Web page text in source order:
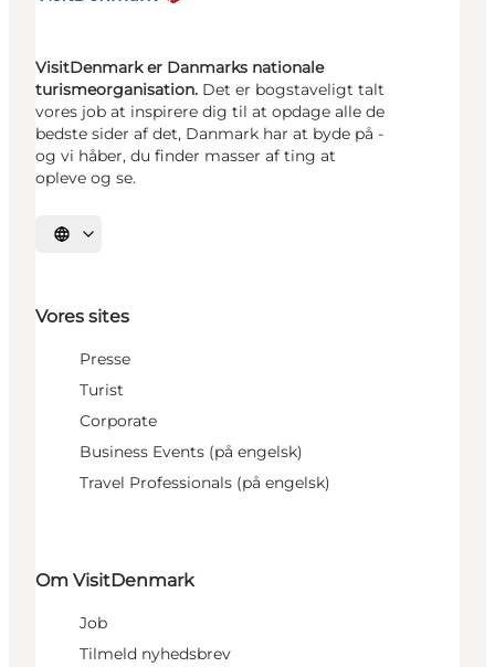
VisitDenmark er Danmarks nationale
turismeorganisation. Det er bogstaveligt talt
vores job at inspirere dig til at opdage alle de
bedste sider af det, Danmark har at byde på -
og vi håber, du finder masser af ting at
opleve og se.
Vælg sprog
Vores sites
Presse
Turist
Corporate
Business Events (på engelsk)
Travel Professionals (på engelsk)
Om VisitDenmark
Job
Tilmeld nyhedsbrev